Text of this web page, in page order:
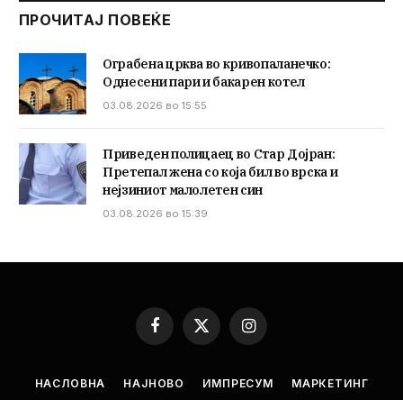
ПРОЧИТАЈ ПОВЕЌЕ
Ограбена црква во кривопаланечко:
Однесени пари и бакарен котел
03.08.2026 во 15:55
Приведен полицаец во Стар Дојран:
Претепал жена со која бил во врска и
нејзиниот малолетен син
03.08.2026 во 15:39
Facebook
X
Instagram
НАСЛОВНА НАЈНОВО ИМПРЕСУМ МАРКЕТИНГ